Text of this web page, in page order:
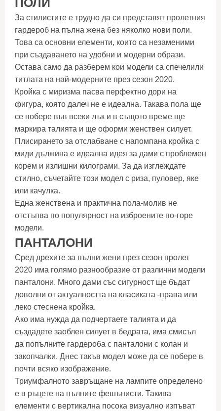
За стилистите е трудно да си представят пролетния
гардероб на пълна жена без няколко нови поли.
Това са основни елементи, които са незаменими
при създаването на удобни и модерни образи.
Остава само да разберем кои модели са спечелили
титлата на най-модерните през сезон 2020.
Кройка с миризма пасва перфектно дори на
фигура, която далеч не е идеална. Такава пола ще
се побере във всеки лък и в същото време ще
маркира талията и ще оформи женствен силует.
Плисирането за отслабване с напомпана кройка с
миди дължина е идеална идея за дами с проблемен
корем и излишни килограми. За да изглеждате
стилно, съчетайте този модел с риза, пуловер, яке
или качулка.
Една женствена и практична пола-молив не
отстъпва по популярност на изброените по-горе
модели.
ПАНТАЛОНИ
Сред дрехите за пълни жени през сезон пролет
2020 има голямо разнообразие от различни модели
панталони. Много дами със сигурност ще бъдат
доволни от актуалността на класиката -права или
леко стеснена кройка.
Ако има нужда да подчертаете талията и да
създадете заоблен силует в бедрата, има смисъл
да попълните гардероба с панталони с колан и
закопчалки. Днес такъв модел може да се побере в
почти всяко изображение.
Триумфалното завръщане на лампите определено
е в ръцете на пълните фешънисти. Такива
елементи с вертикална посока визуално изпъват